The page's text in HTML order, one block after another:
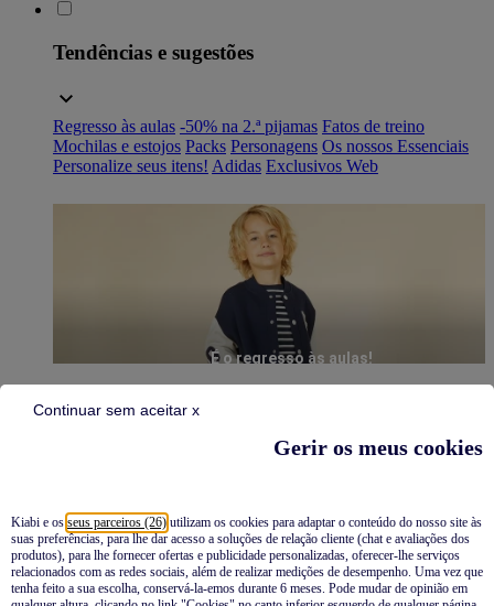
Gerir os meus cookies
Kiabi e os seus parceiros (26) utilizam os cookies para adaptar o conteúdo do nosso site às
suas preferências, para lhe dar acesso a soluções de relação cliente (chat e avaliações dos
produtos), para lhe fornecer ofertas e publicidade personalizadas, oferecer-lhe serviços
relacionados com as redes sociais, além de realizar medições de desempenho. Uma vez que
tenha feito a sua escolha, conservá-la-emos durante 6 meses. Pode mudar de opinião em
Continuar sem aceitar x
Tendências e sugestões
Regresso às aulas -50% na 2.ª pijamas Fatos de treino
Mochilas e estojos Packs Personagens Os nossos Essenciais
Personalize seus itens! Adidas Exclusivos Web
É o regresso às aulas!
Pijamas
Novidades